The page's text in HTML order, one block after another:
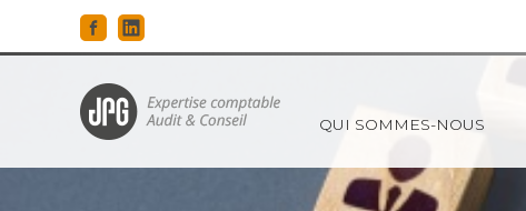
au
Principal
QUI SOMMES-NOUS